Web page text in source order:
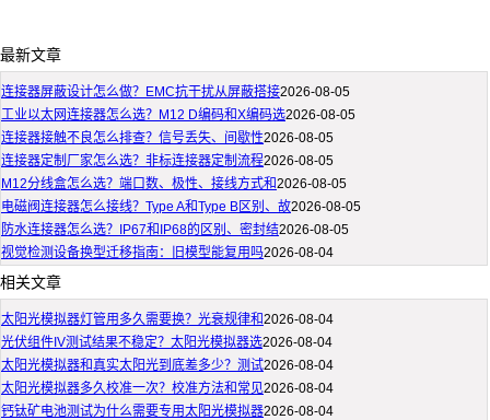
最新文章
连接器屏蔽设计怎么做？EMC抗干扰从屏蔽搭接2026-08-05
工业以太网连接器怎么选？M12 D编码和X编码选2026-08-05
连接器接触不良怎么排查？信号丢失、间歇性2026-08-05
连接器定制厂家怎么选？非标连接器定制流程2026-08-05
M12分线盒怎么选？端口数、极性、接线方式和2026-08-05
电磁阀连接器怎么接线？Type A和Type B区别、故2026-08-05
防水连接器怎么选？IP67和IP68的区别、密封结2026-08-05
视觉检测设备换型迁移指南：旧模型能复用吗2026-08-04
相关文章
太阳光模拟器灯管用多久需要换？光衰规律和2026-08-04
光伏组件IV测试结果不稳定？太阳光模拟器选2026-08-04
太阳光模拟器和真实太阳光到底差多少？测试2026-08-04
太阳光模拟器多久校准一次？校准方法和常见2026-08-04
钙钛矿电池测试为什么需要专用太阳光模拟器2026-08-04